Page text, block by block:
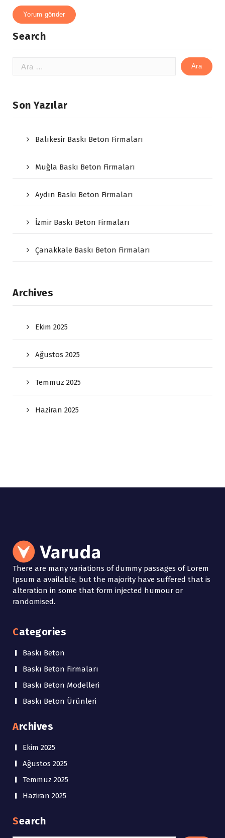
Search
Arama:
Son Yazılar
Balıkesir Baskı Beton Firmaları
Muğla Baskı Beton Firmaları
Aydın Baskı Beton Firmaları
İzmir Baskı Beton Firmaları
Çanakkale Baskı Beton Firmaları
Archives
Ekim 2025
Ağustos 2025
Temmuz 2025
Haziran 2025
There are many variations of dummy passages of Lorem
Ipsum a available, but the majority have suffered that is
alteration in some that form injected humour or
randomised.
Categories
Baskı Beton
Baskı Beton Firmaları
Baskı Beton Modelleri
Baskı Beton Ürünleri
Archives
Ekim 2025
Ağustos 2025
Temmuz 2025
Haziran 2025
Search